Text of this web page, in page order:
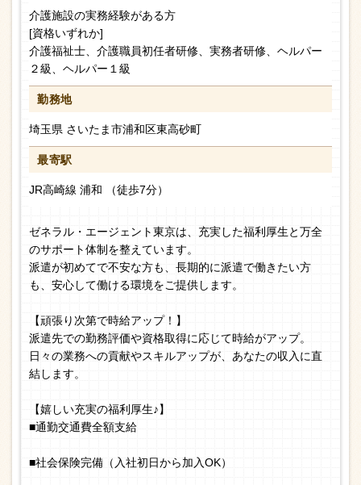
介護施設の実務経験がある方
[資格いずれか]
介護福祉士、介護職員初任者研修、実務者研修、ヘルパー
２級、ヘルパー１級
勤務地
埼玉県 さいたま市浦和区東高砂町
最寄駅
JR高崎線 浦和 （徒歩7分）
ゼネラル・エージェント東京は、充実した福利厚生と万全
のサポート体制を整えています。
派遣が初めてで不安な方も、長期的に派遣で働きたい方
も、安心して働ける環境をご提供します。
【頑張り次第で時給アップ！】
派遣先での勤務評価や資格取得に応じて時給がアップ。
日々の業務への貢献やスキルアップが、あなたの収入に直
結します。
【嬉しい充実の福利厚生♪】
■通勤交通費全額支給
■社会保険完備（入社初日から加入OK）